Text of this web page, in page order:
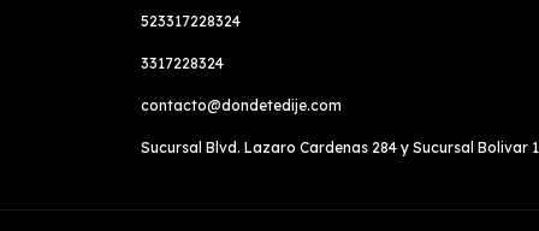
523317228324
3317228324
contacto@dondetedije.com
Sucursal Blvd. Lazaro Cardenas 284 y Sucursal Bolivar